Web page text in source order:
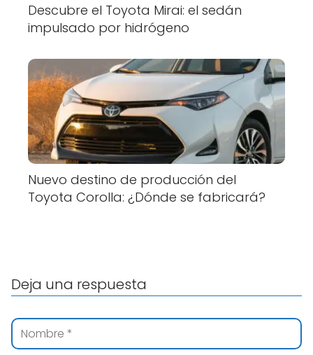
Descubre el Toyota Mirai: el sedán
impulsado por hidrógeno
Nuevo destino de producción del
Toyota Corolla: ¿Dónde se fabricará?
Deja una respuesta